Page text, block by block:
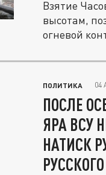
Взятие
высотам,
огневой
ПОЛИТИКА 04
ПОСЛЕ
ЯРА ВСУ
НАТИСК